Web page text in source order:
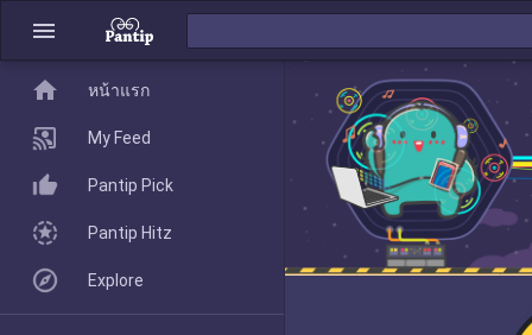
menu
home
Pantip Pick
home หน้าแรก
My Feed
Pantip Pick
Pantip Hitz
Explore